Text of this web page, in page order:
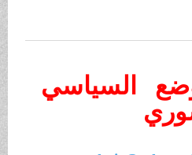
السياسي